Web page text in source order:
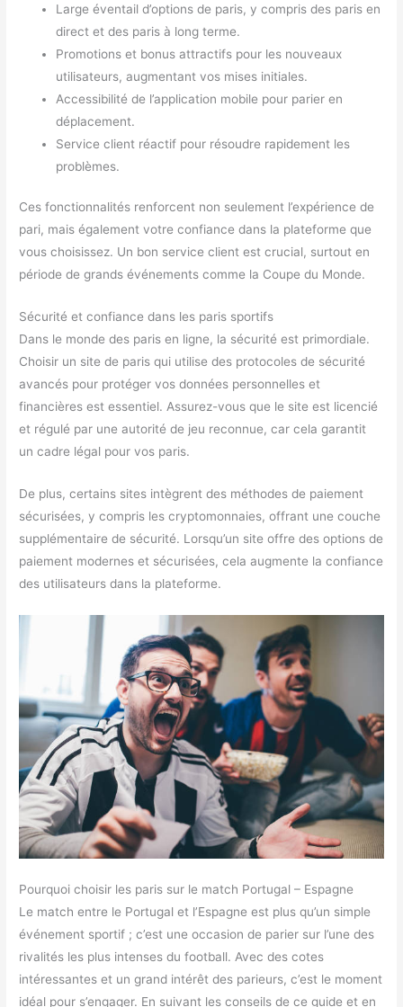
Large éventail d’options de paris, y compris des paris en
direct et des paris à long terme.
Promotions et bonus attractifs pour les nouveaux
utilisateurs, augmentant vos mises initiales.
Accessibilité de l’application mobile pour parier en
déplacement.
Service client réactif pour résoudre rapidement les
problèmes.
Ces fonctionnalités renforcent non seulement l’expérience de
pari, mais également votre confiance dans la plateforme que
vous choisissez. Un bon service client est crucial, surtout en
période de grands événements comme la Coupe du Monde.
Sécurité et confiance dans les paris sportifs
Dans le monde des paris en ligne, la sécurité est primordiale.
Choisir un site de paris qui utilise des protocoles de sécurité
avancés pour protéger vos données personnelles et
financières est essentiel. Assurez-vous que le site est licencié
et régulé par une autorité de jeu reconnue, car cela garantit
un cadre légal pour vos paris.
De plus, certains sites intègrent des méthodes de paiement
sécurisées, y compris les cryptomonnaies, offrant une couche
supplémentaire de sécurité. Lorsqu’un site offre des options de
paiement modernes et sécurisées, cela augmente la confiance
des utilisateurs dans la plateforme.
Pourquoi choisir les paris sur le match Portugal – Espagne
Le match entre le Portugal et l’Espagne est plus qu’un simple
événement sportif ; c’est une occasion de parier sur l’une des
rivalités les plus intenses du football. Avec des cotes
intéressantes et un grand intérêt des parieurs, c’est le moment
idéal pour s’engager. En suivant les conseils de ce guide et en